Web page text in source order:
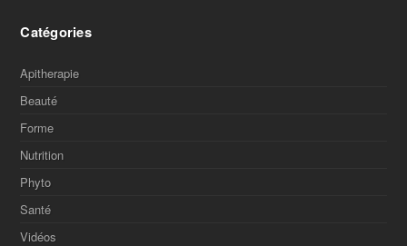
Catégories
Apitherapie
Beauté
Forme
Nutrition
Phyto
Santé
Vidéos